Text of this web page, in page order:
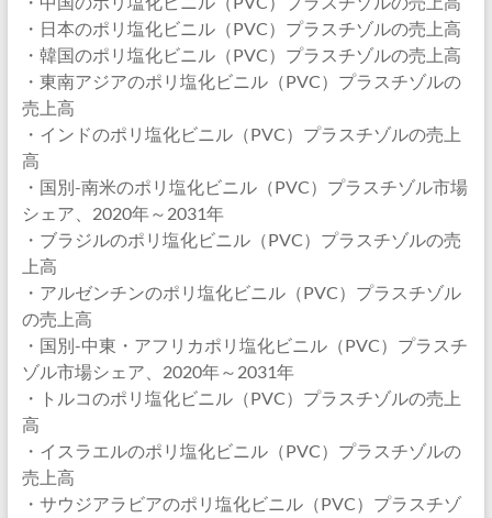
・日本のポリ塩化ビニル（PVC）プラスチゾルの売上高
・韓国のポリ塩化ビニル（PVC）プラスチゾルの売上高
・東南アジアのポリ塩化ビニル（PVC）プラスチゾルの
売上高
・インドのポリ塩化ビニル（PVC）プラスチゾルの売上
高
・国別-南米のポリ塩化ビニル（PVC）プラスチゾル市場
シェア、2020年～2031年
・ブラジルのポリ塩化ビニル（PVC）プラスチゾルの売
上高
・アルゼンチンのポリ塩化ビニル（PVC）プラスチゾル
の売上高
・国別-中東・アフリカポリ塩化ビニル（PVC）プラスチ
ゾル市場シェア、2020年～2031年
・トルコのポリ塩化ビニル（PVC）プラスチゾルの売上
高
・イスラエルのポリ塩化ビニル（PVC）プラスチゾルの
売上高
・サウジアラビアのポリ塩化ビニル（PVC）プラスチゾ